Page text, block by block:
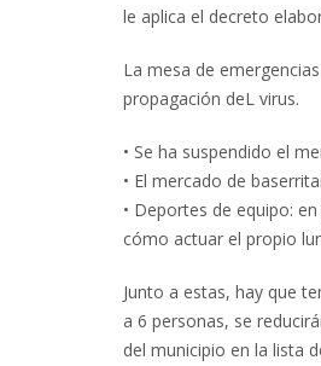
le aplica el decreto
La mesa de
propagación deL virus.
• Se ha suspendido el
• El mercado de
• Deportes de equipo:
cómo actuar el propio
Junto a estas, hay que
a 6 personas, se
del municipio en la lista